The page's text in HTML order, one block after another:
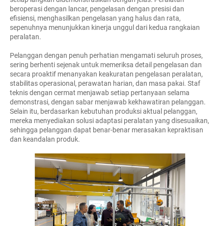
beroperasi dengan lancar, pengelasan dengan presisi dan
efisiensi, menghasilkan pengelasan yang halus dan rata,
sepenuhnya menunjukkan kinerja unggul dari kedua rangkaian
peralatan.
Pelanggan dengan penuh perhatian mengamati seluruh proses,
sering berhenti sejenak untuk memeriksa detail pengelasan dan
secara proaktif menanyakan keakuratan pengelasan peralatan,
stabilitas operasional, perawatan harian, dan masa pakai. Staf
teknis dengan cermat menjawab setiap pertanyaan selama
demonstrasi, dengan sabar menjawab kekhawatiran pelanggan.
Selain itu, berdasarkan kebutuhan produksi aktual pelanggan,
mereka menyediakan solusi adaptasi peralatan yang disesuaikan,
sehingga pelanggan dapat benar-benar merasakan kepraktisan
dan keandalan produk.